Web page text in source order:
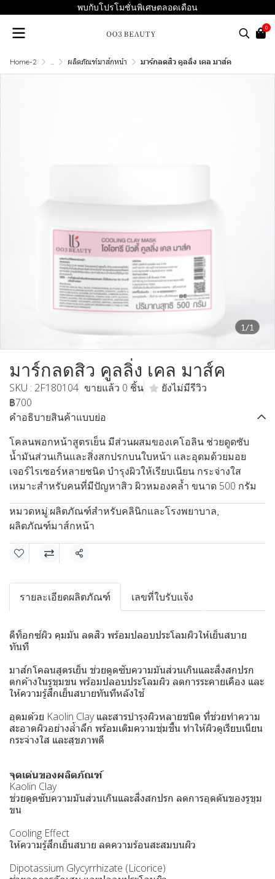
พบกับโปรโมชั่นพิเศษตลอดเดือน
0
Home-2 ... ผลิตภัณฑ์มาส์กหน้า มาร์กลดสิว คูลลิ่ง เคล มาส์ค
1/1
มาร์กลดสิว คูลลิ่ง เคล มาส์ค
SKU : 2F180104 ขายแล้ว 0 ชิ้น
ยังไม่มีรีวิว
฿700
คำอธิบายสินค้าแบบย่อ
โคลนพอกหน้าสูตรเย็น มีส่วนผสมของเคโอลิน ช่วยดูดซับ
น้ำมันส่วนเกินและสิ่งสกปรกบนใบหน้า และอุดมด้วยมอย
เจอร์ไรเซอร์หลายชนิด บำรุงผิวให้เรียบเนียน กระจ่างใส
เหมาะสำหรับคนที่มีปัญหาสิว ผิวหมองคล้ำ ขนาด 500 กรัม
หมวดหมู่:ผลิตภัณฑ์สำหรับคลินิกและโรงพยาบาล,
ผลิตภัณฑ์มาส์กหน้า
แชร์
รายละเอียดผลิตภัณฑ์ เลขที่ใบรับแจ้ง
ดีท็อกซ์ผิว คุมมัน ลดสิว พร้อมปลอบประโลมผิวให้เย็นสบาย
ทันที
มาส์กโคลนสูตรเย็น ช่วยดูดซับความมันส่วนเกินและสิ่งสกปรก
ตกค้างในรูขุมขน พร้อมปลอบประโลมผิว ลดการระคายเคือง และ
ให้ความรู้สึกเย็นสบายทันทีหลังใช้
อุดมด้วย Kaolin Clay และสารบำรุงผิวหลายชนิด ที่ช่วยทำความ
สะอาดผิวอย่างล้ำลึก พร้อมเติมความชุ่มชื้น ทำให้ผิวดูเรียบเนียน
กระจ่างใส และสุขภาพดี
จุดเด่นของผลิตภัณฑ์
Kaolin Clay
ช่วยดูดซับความมันส่วนเกินและสิ่งสกปรก ลดการอุดตันของรูขุม
ขน
Cooling Effect
ให้ความรู้สึกเย็นสบาย ลดความร้อนสะสมบนผิว
Dipotassium Glycyrrhizate (Licorice)